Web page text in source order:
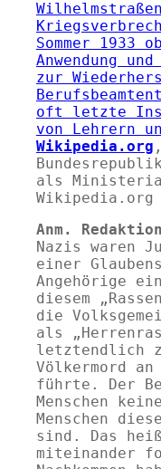
Sommer 1933
Anwendung
zur
oft letzte
von Lehrern
Wikipedia.org
als
Wikipedia.org
Anm.
Nazis waren
einer
Angehörige
diesem
die
als
letztendlich
Völkermord an
führte. Der
Menschen
Menschen
sind. Das
miteinander